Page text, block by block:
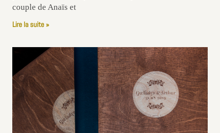
couple de Anaïs et
Lire la suite »